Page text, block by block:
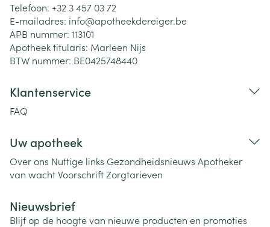
Telefoon: +32 3 457 03 72
E-mailadres: info@apotheekdereiger.be
APB nummer: 113101
Apotheek titularis: Marleen Nijs
BTW nummer: BE0425748440
Klantenservice
FAQ
Uw apotheek
Over ons Nuttige links Gezondheidsnieuws Apotheker
van wachtVoorschriftZorgtarieven
Nieuwsbrief
Blijf op de hoogte van nieuwe producten en promoties